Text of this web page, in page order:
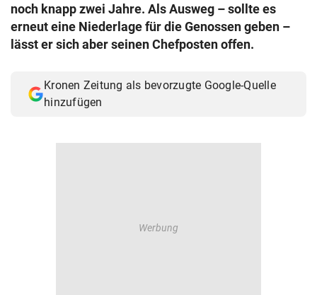
noch knapp zwei Jahre. Als Ausweg – sollte es
erneut eine Niederlage für die Genossen geben –
lässt er sich aber seinen Chefposten offen.
Kronen Zeitung als bevorzugte Google-Quelle
hinzufügen